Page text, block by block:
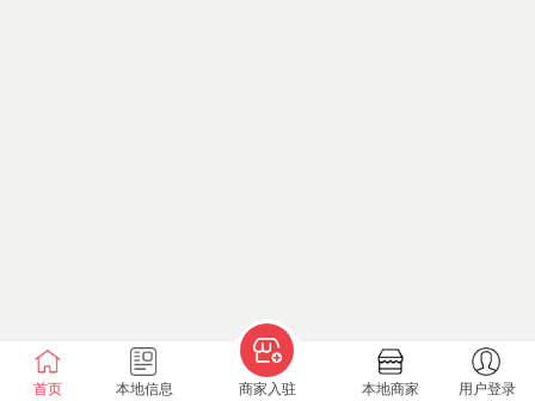
首页 本地信息 商家入驻 本地商家 用户登录